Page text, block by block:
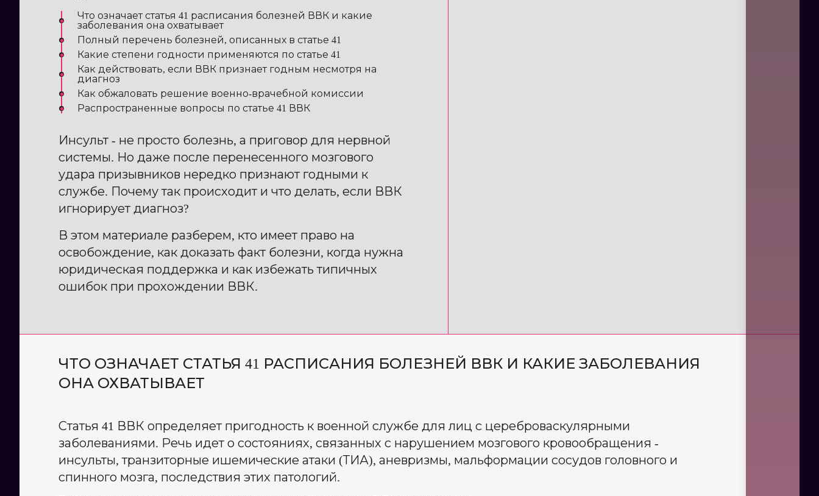
Что означает статья 41 расписания болезней ВВК и какие
заболевания она охватывает
Полный перечень болезней, описанных в статье 41
Какие степени годности применяются по статье 41
Как действовать, если ВВК признает годным несмотря на
диагноз
Как обжаловать решение военно-врачебной комиссии
Распространенные вопросы по статье 41 ВВК
Инсульт - не просто болезнь, а приговор для нервной
системы. Но даже после перенесенного мозгового
удара призывников нередко признают годными к
службе. Почему так происходит и что делать, если ВВК
игнорирует диагноз?
В этом материале разберем, кто имеет право на
освобождение, как доказать факт болезни, когда нужна
юридическая поддержка и как избежать типичных
ошибок при прохождении ВВК.
ЧТО ОЗНАЧАЕТ СТАТЬЯ 41 РАСПИСАНИЯ БОЛЕЗНЕЙ ВВК И КАКИЕ ЗАБОЛЕВАНИЯ
ОНА ОХВАТЫВАЕТ
Статья 41 ВВК определяет пригодность к военной службе для лиц с цереброваскулярными
заболеваниями. Речь идет о состояниях, связанных с нарушением мозгового кровообращения -
инсульты, транзиторные ишемические атаки (ТИА), аневризмы, мальформации сосудов головного и
спинного мозга, последствия этих патологий.